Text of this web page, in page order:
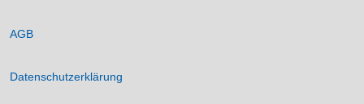
AGB
Datenschutzerklärung